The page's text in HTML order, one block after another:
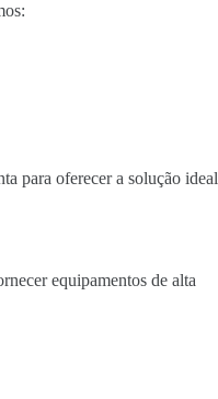
para oferecer a solução ideal
equipamentos de alta